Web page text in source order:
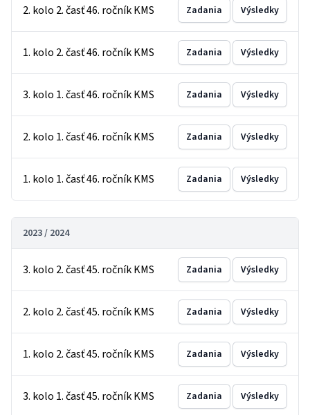
2. kolo 2. časť 46. ročník KMS Zadania Výsledky
1. kolo 2. časť 46. ročník KMS Zadania Výsledky
3. kolo 1. časť 46. ročník KMS Zadania Výsledky
2. kolo 1. časť 46. ročník KMS Zadania Výsledky
1. kolo 1. časť 46. ročník KMS Zadania Výsledky
2023 / 2024
3. kolo 2. časť 45. ročník KMS Zadania Výsledky
2. kolo 2. časť 45. ročník KMS Zadania Výsledky
1. kolo 2. časť 45. ročník KMS Zadania Výsledky
3. kolo 1. časť 45. ročník KMS Zadania Výsledky